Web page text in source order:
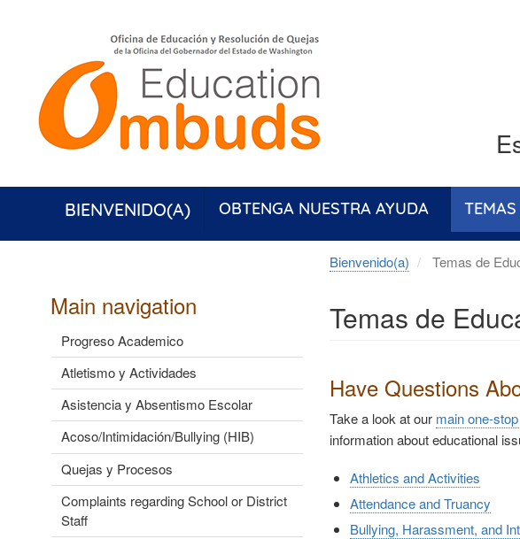
BIENVENIDO(A) OBTENGA NUESTRA AYUDA
Main navigation
Progreso Academico
Atletismo y Actividades
Asistencia y Absentismo Escolar
Acoso/Intimidación/Bullying (HIB)
Quejas y Procesos
Complaints regarding School or District
Staff
Bienvenido(a) Temas de
Temas de
Have Questions
Take a look at our main one-
information about educational
Athletics and Activities
Attendance and Truancy
Bullying, Harassment, and